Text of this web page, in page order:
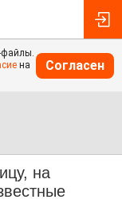
файлы.
на
Согласен
на